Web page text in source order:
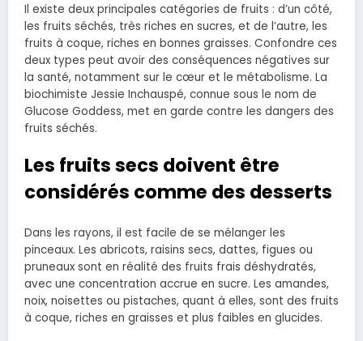
Il existe deux principales catégories de fruits : d’un côté,
les fruits séchés, très riches en sucres, et de l’autre, les
fruits à coque, riches en bonnes graisses. Confondre ces
deux types peut avoir des conséquences négatives sur
la santé, notamment sur le cœur et le métabolisme. La
biochimiste Jessie Inchauspé, connue sous le nom de
Glucose Goddess, met en garde contre les dangers des
fruits séchés.
Les fruits secs doivent être
considérés comme des desserts
Dans les rayons, il est facile de se mélanger les
pinceaux. Les abricots, raisins secs, dattes, figues ou
pruneaux sont en réalité des fruits frais déshydratés,
avec une concentration accrue en sucre. Les amandes,
noix, noisettes ou pistaches, quant à elles, sont des fruits
à coque, riches en graisses et plus faibles en glucides.